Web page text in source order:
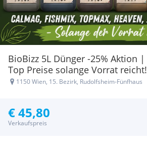
BioBizz 5L Dünger -25% Aktion |
Top Preise solange Vorrat reicht!
1150 Wien, 15. Bezirk, Rudolfsheim-Fünfhaus
€ 45,80
Verkaufspreis